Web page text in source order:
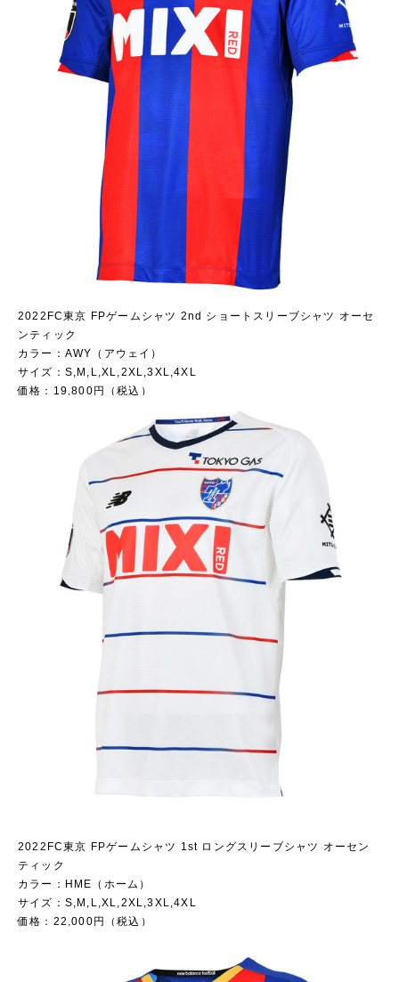
2022FC東京 FPゲームシャツ 2nd ショートスリーブシャツ オーセ
ンティック
カラー：AWY（アウェイ）
サイズ：S,M,L,XL,2XL,3XL,4XL
価格：19,800円（税込）
2022FC東京 FPゲームシャツ 1st ロングスリーブシャツ オーセン
ティック
カラー：HME（ホーム）
サイズ：S,M,L,XL,2XL,3XL,4XL
価格：22,000円（税込）